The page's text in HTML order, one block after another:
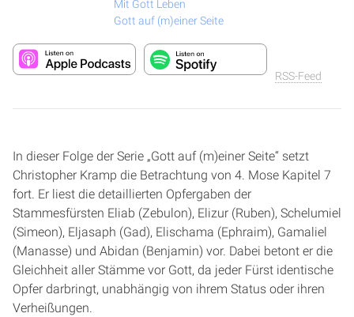
Mit Gott Leben
Gott auf (m)einer Seite
RSS-Feed
In dieser Folge der Serie „Gott auf (m)einer Seite“ setzt
Christopher Kramp die Betrachtung von 4. Mose Kapitel 7
fort. Er liest die detaillierten Opfergaben der
Stammesfürsten Eliab (Zebulon), Elizur (Ruben), Schelumiel
(Simeon), Eljasaph (Gad), Elischama (Ephraim), Gamaliel
(Manasse) und Abidan (Benjamin) vor. Dabei betont er die
Gleichheit aller Stämme vor Gott, da jeder Fürst identische
Opfer darbringt, unabhängig von ihrem Status oder ihren
Verheißungen.